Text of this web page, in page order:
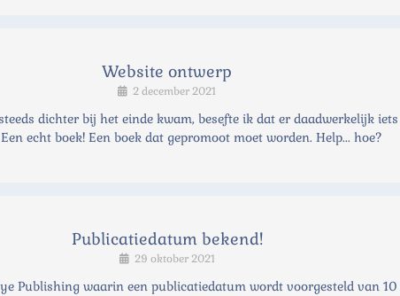
Website ontwerp
2 december 2021
dichter bij het einde kwam, besefte ik dat er daadwerkelijk
echt boek! Een boek dat gepromoot moet worden. Help... hoe?
Publicatiedatum bekend!
29 oktober 2021
Publishing waarin een publicatiedatum wordt voorgesteld van 10